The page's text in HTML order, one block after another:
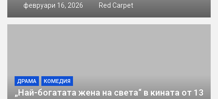
февруари 16, 2026 Red Carpet
ДРАМА КОМЕДИЯ
„Най-богатата жена на света“ в кината от 13